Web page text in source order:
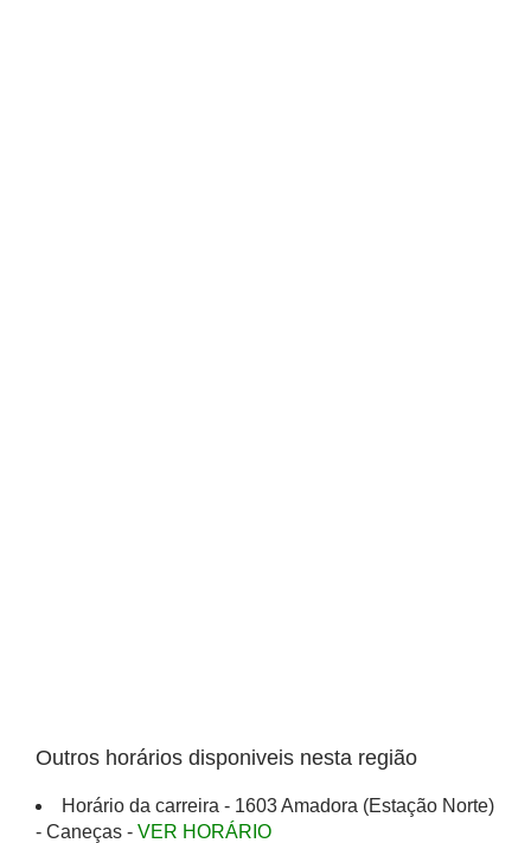
Outros horários disponiveis nesta região
Horário da carreira - 1603 Amadora (Estação Norte)
- Caneças - VER HORÁRIO